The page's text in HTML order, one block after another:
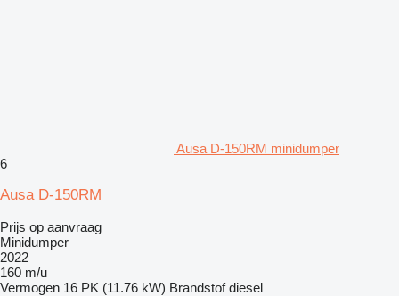
Ausa D-150RM minidumper
6
Ausa D-150RM
Prijs op aanvraag
Minidumper
2022
160 m/u
Vermogen 16 PK (11.76 kW) Brandstof diesel